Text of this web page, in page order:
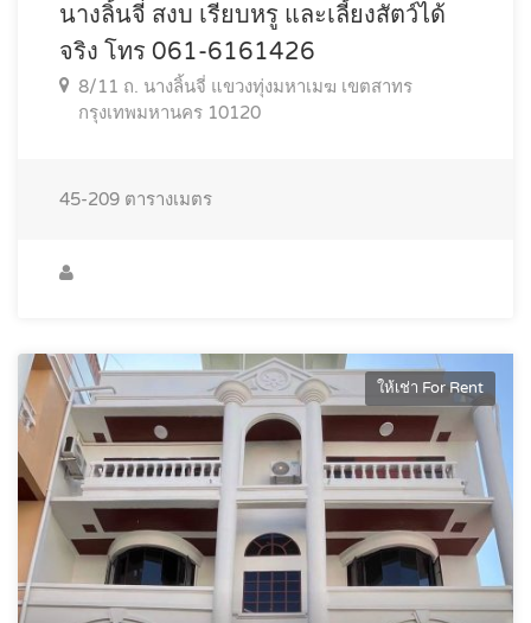
นางลิ้นจี่ สงบ เรียบหรู และเลี้ยงสัตว์ได้
จริง โทร 061-6161426
8/11 ถ. นางลิ้นจี่ แขวงทุ่งมหาเมฆ เขตสาทร
กรุงเทพมหานคร 10120
45-209 ตารางเมตร
ให้เช่า For Rent